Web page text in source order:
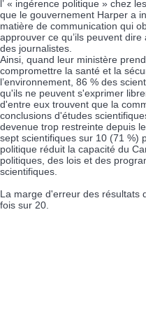
l’ « ingérence politique » chez
que le gouvernement Harper a
matière de communication qui
approuver ce qu’ils peuvent
des journalistes.
Ainsi, quand leur ministère
compromettre la santé et la
l’environnement, 86 % des
qu'ils ne peuvent s'exprimer
d'entre eux trouvent que la
conclusions d'études
devenue trop restreinte depuis
sept scientifiques sur 10 (71 %)
politique réduit la capacité du
politiques, des lois et des
scientifiques.
La marge d'erreur des résultats
fois sur 20.